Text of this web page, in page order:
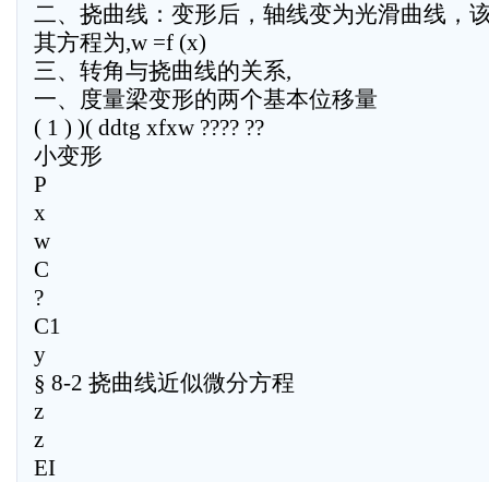
二、挠曲线：变形后，轴线变为光滑曲线，
其方程为,w =f (x)
三、转角与挠曲线的关系,
一、度量梁变形的两个基本位移量
( 1 ) )( ddtg xfxw ???? ??
小变形
P
x
w
C
?
C1
y
§ 8-2 挠曲线近似微分方程
z
z
EI